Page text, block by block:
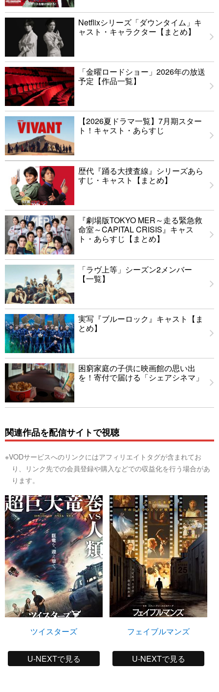
Netflixシリーズ「ダウンタイム」キ
ャスト・キャラクター【まとめ】
「金曜ロードショー」2026年の放送
予定【作品一覧】
【2026夏ドラマ一覧】7月期スター
ト！キャスト・あらすじ
歴代『踊る大捜査線』シリーズあら
すじ・キャスト【まとめ】
『劇場版TOKYO MER～走る緊急救
命室～CAPITAL CRISIS』キャス
ト・あらすじ【まとめ】
「ラヴ上等」シーズン2メンバー
【一覧】
実写『ブルーロック』キャスト【ま
とめ】
困窮家庭の子供に映画館の思い出
を！寄付で届ける「シェアシネマ」
関連作品を配信サイトで視聴
※VODサービスへのリンクにはアフィリエイトタグが含まれてお
り、リンク先での会員登録や購入などでの収益化を行う場合があ
ります。
ツイスターズ
U-NEXTで見る
フェイブルマンズ
U-NEXTで見る